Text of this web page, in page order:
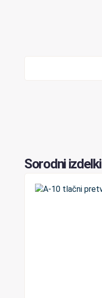
Sorodni izdelki